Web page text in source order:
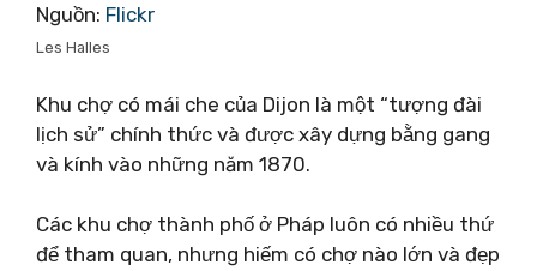
Nguồn: Flickr
Les Halles
Khu chợ có mái che của Dijon là một “tượng đài
lịch sử” chính thức và được xây dựng bằng gang
và kính vào những năm 1870.
Các khu chợ thành phố ở Pháp luôn có nhiều thứ
để tham quan, nhưng hiếm có chợ nào lớn và đẹp